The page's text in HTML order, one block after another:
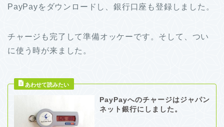
PayPayをダウンロードし、銀行口座も登録しました。
チャージも完了して準備オッケーです。そして、つい
に使う時が来ました。
PayPayへのチャージはジャパン
ネット銀行にしました。